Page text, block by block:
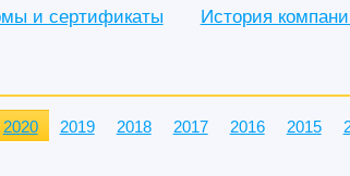
и сертификаты История
2020 2019 2018 2017 2016 2015